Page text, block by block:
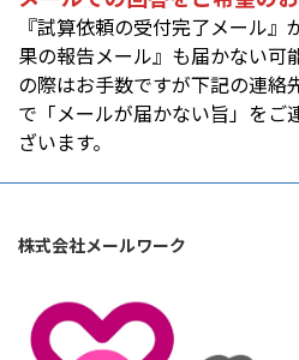
『試算依頼の受付完了メール
果の報告メール』も届かない可
の際はお手数ですが下記の連絡
で「メールが届かない旨」をご
ざいます。
株式会社メールワーク